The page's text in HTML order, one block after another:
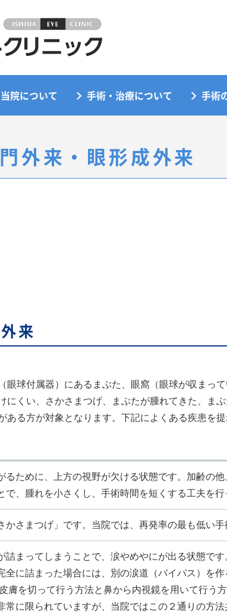
当院について 手術・治療について 手術
外来・眼形成外来
来
眼球付属器）にあるまぶた、眼窩（眼球が収まっ
にくい、さかさまつげ、まぶたが腫れてきた、ま
ある方が対象となります。下記によくある疾患を
るために、上方の視野が欠ける状態です。加齢の
で、腫れを小さくし、手術時間を短くする工夫を行
かさまつげ」です。当院では、再発率の最も低い手
詰まってしまうことで、涙やめやにが出る状態で
全に詰まった場合には、別の涙道（バイパス）を
膚を切って行う方法と鼻から内視鏡を用いて行う
常に限られていますが、当院ではこの２通りの方法